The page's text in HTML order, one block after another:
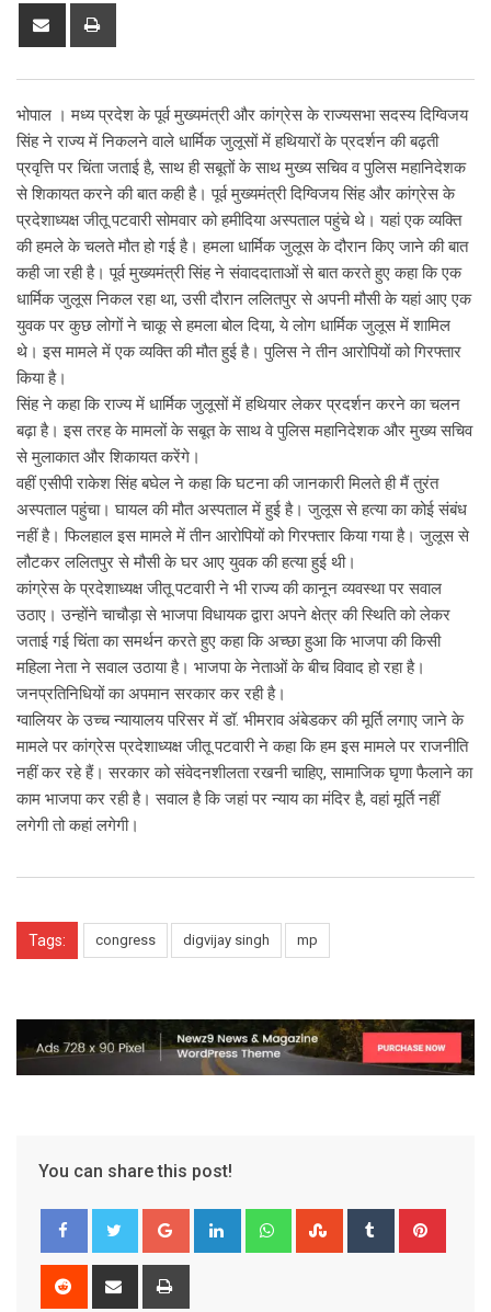
Share
भोपाल । मध्य प्रदेश के पूर्व मुख्यमंत्री और कांग्रेस के राज्यसभा सदस्य दिग्विजय
सिंह ने राज्य में निकलने वाले धार्मिक जुलूसों में हथियारों के प्रदर्शन की बढ़ती
प्रवृत्ति पर चिंता जताई है, साथ ही सबूतों के साथ मुख्य सचिव व पुलिस महानिदेशक
से शिकायत करने की बात कही है। पूर्व मुख्यमंत्री दिग्विजय सिंह और कांग्रेस के
प्रदेशाध्यक्ष जीतू पटवारी सोमवार को हमीदिया अस्पताल पहुंचे थे। यहां एक व्यक्ति
की हमले के चलते मौत हो गई है। हमला धार्मिक जुलूस के दौरान किए जाने की बात
कही जा रही है। पूर्व मुख्यमंत्री सिंह ने संवाददाताओं से बात करते हुए कहा कि एक
धार्मिक जुलूस निकल रहा था, उसी दौरान ललितपुर से अपनी मौसी के यहां आए एक
युवक पर कुछ लोगों ने चाकू से हमला बोल दिया, ये लोग धार्मिक जुलूस में शामिल
थे। इस मामले में एक व्यक्ति की मौत हुई है। पुलिस ने तीन आरोपियों को गिरफ्तार
किया है।
सिंह ने कहा कि राज्य में धार्मिक जुलूसों में हथियार लेकर प्रदर्शन करने का चलन
बढ़ा है। इस तरह के मामलों के सबूत के साथ वे पुलिस महानिदेशक और मुख्य सचिव
से मुलाकात और शिकायत करेंगे।
वहीं एसीपी राकेश सिंह बघेल ने कहा कि घटना की जानकारी मिलते ही मैं तुरंत
अस्पताल पहुंचा। घायल की मौत अस्पताल में हुई है। जुलूस से हत्या का कोई संबंध
नहीं है। फिलहाल इस मामले में तीन आरोपियों को गिरफ्तार किया गया है। जुलूस से
लौटकर ललितपुर से मौसी के घर आए युवक की हत्या हुई थी।
कांग्रेस के प्रदेशाध्यक्ष जीतू पटवारी ने भी राज्य की कानून व्यवस्था पर सवाल
उठाए। उन्होंने चाचौड़ा से भाजपा विधायक द्वारा अपने क्षेत्र की स्थिति को लेकर
जताई गई चिंता का समर्थन करते हुए कहा कि अच्छा हुआ कि भाजपा की किसी
महिला नेता ने सवाल उठाया है। भाजपा के नेताओं के बीच विवाद हो रहा है।
जनप्रतिनिधियों का अपमान सरकार कर रही है।
ग्वालियर के उच्च न्यायालय परिसर में डॉ. भीमराव अंबेडकर की मूर्ति लगाए जाने के
मामले पर कांग्रेस प्रदेशाध्यक्ष जीतू पटवारी ने कहा कि हम इस मामले पर राजनीति
नहीं कर रहे हैं। सरकार को संवेदनशीलता रखनी चाहिए, सामाजिक घृणा फैलाने का
काम भाजपा कर रही है। सवाल है कि जहां पर न्याय का मंदिर है, वहां मूर्ति नहीं
लगेगी तो कहां लगेगी।
Tags: congress digvijay singh mp
You can share this post!
Google+ LinkedIn WhatsappStumbleUpon
Tumblr
Reddit
Share